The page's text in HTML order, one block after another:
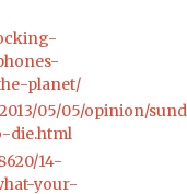
planet/
05/05/opinion/
die.html
14-
your-